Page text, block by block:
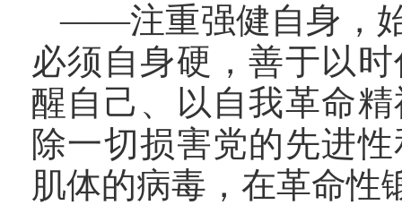
——注重强健自身，
必须自身硬，善于以
醒自己、以自我革命
除一切损害党的先进
肌体的病毒，在革命性